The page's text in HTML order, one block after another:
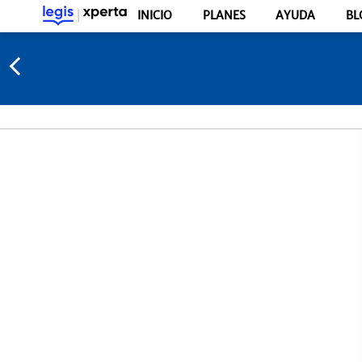
INICIO PLANES AYUDA